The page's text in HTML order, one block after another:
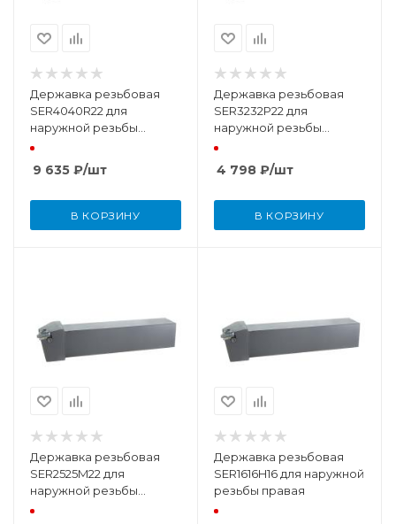
Державка резьбовая
SER4040R22 для
наружной резьбы
правая
9 635 ₽/шт
В КОРЗИНУ
Державка резьбовая
SER3232P22 для
наружной резьбы
правая
4 798 ₽/шт
В КОРЗИНУ
Державка резьбовая
SER2525M22 для
наружной резьбы
правая
Державка резьбовая
SER1616H16 для наружной
резьбы правая